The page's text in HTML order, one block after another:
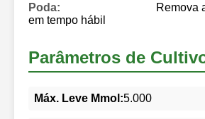
Poda:
Remova
em tempo hábil
Parâmetros de
Máx. Leve Mmol:5.000